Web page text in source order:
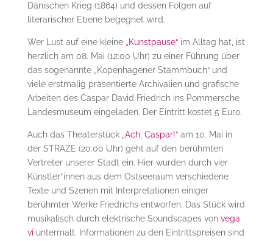
Dänischen Krieg (1864) und dessen Folgen auf
literarischer Ebene begegnet wird.
Wer Lust auf eine kleine „Kunstpause“im Alltag hat, ist
herzlich am 08. Mai (12:00 Uhr) zu einer Führung über
das sogenannte „Kopenhagener Stammbuch“ und
viele erstmalig präsentierte Archivalien und grafische
Arbeiten des Caspar David Friedrich ins Pommersche
Landesmuseum eingeladen. Der Eintritt kostet 5 Euro.
Auch das Theaterstück „Ach, Caspar!“am 10. Mai in
der STRAZE (20:00 Uhr) geht auf den berühmten
Vertreter unserer Stadt ein. Hier wurden durch vier
Künstler*innen aus dem Ostseeraum verschiedene
Texte und Szenen mit Interpretationen einiger
berühmter Werke Friedrichs entworfen. Das Stück wird
musikalisch durch elektrische Soundscapes von vega
vi untermalt. Informationen zu den Eintrittspreisen sind